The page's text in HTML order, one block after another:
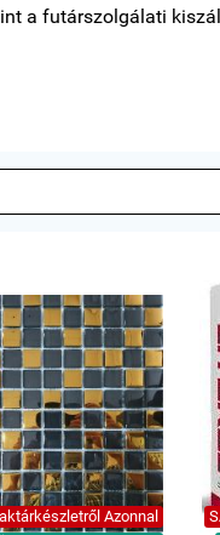
a futárszolgálati
Azonnal